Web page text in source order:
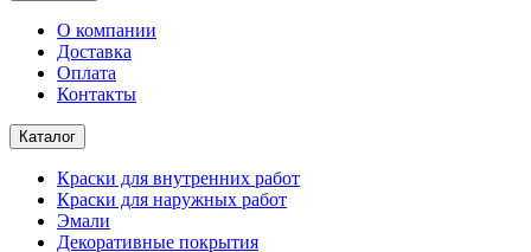
О компании
Доставка
Оплата
Контакты
Каталог
Краски для внутренних работ
Краски для наружных работ
Эмали
Декоративные покрытия